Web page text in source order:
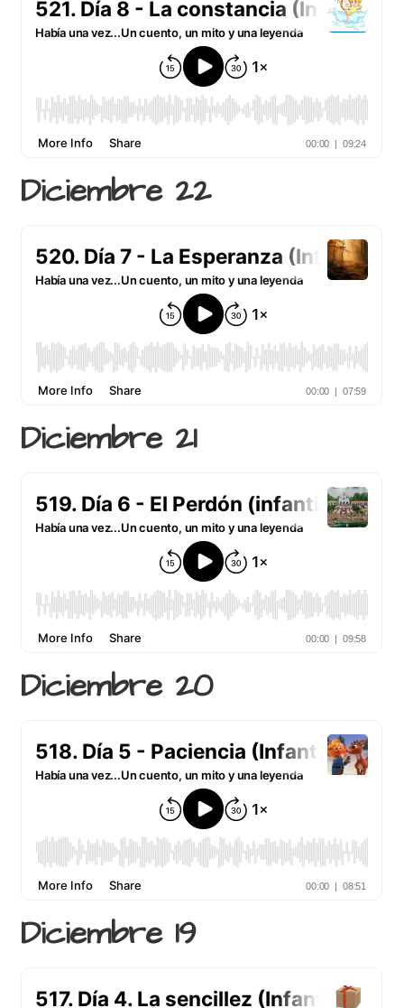
Diciembre 22
Diciembre 21
Diciembre 20
Diciembre 19